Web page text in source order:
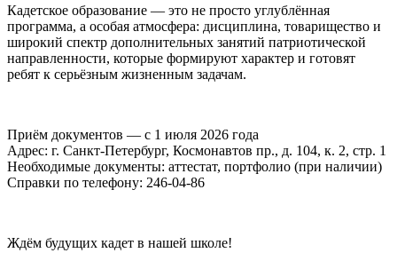
Кадетское образование — это не просто углублённая
программа, а особая атмосфера: дисциплина, товарищество и
широкий спектр дополнительных занятий патриотической
направленности, которые формируют характер и готовят
ребят к серьёзным жизненным задачам.
Приём документов — с 1 июля 2026 года
Адрес: г. Санкт-Петербург, Космонавтов пр., д. 104, к. 2, стр. 1
Необходимые документы: аттестат, портфолио (при наличии)
Справки по телефону: 246-04-86
Ждём будущих кадет в нашей школе!